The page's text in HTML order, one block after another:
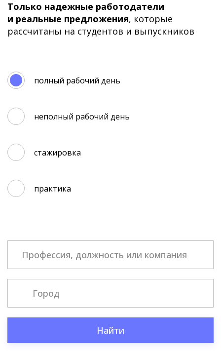
Только надежные работодатели
и реальные предложения, которые
рассчитаны на студентов и выпускников
полный рабочий день
неполный рабочий день
стажировка
практика
Найти